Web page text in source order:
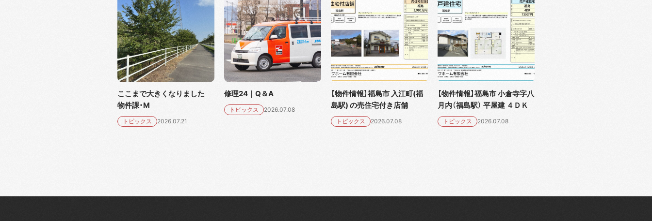
ここまで大きくなりました
物件課・M
トピックス 2026.07.21
修理24｜Q＆A
トピックス 2026.07.08
【物件情報】福島市 入江町(福
島駅) の売住宅付き店舗
トピックス 2026.07.08
【物件情報】福島市 小倉寺字八
月内（福島駅） 平屋建 ４ＤＫ
トピックス 2026.07.08